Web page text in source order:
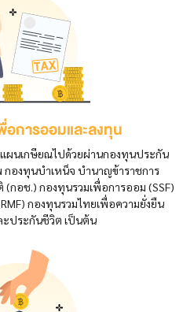
การออมและลงทุน
ผนเกษียณไปด้วยผ่านกองทุนประกัน
กองทุนบำเหน็จ บำนาญข้าราชการ
กอช.) กองทุนรวมเพื่อการออม (SSF)
กองทุนรวมไทยเพื่อความยั่งยืน
ะประกันชีวิต เป็นต้น